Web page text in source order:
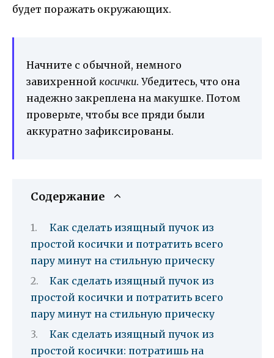
будет поражать окружающих.
Начните с обычной, немного
завихренной косички. Убедитесь, что она
надежно закреплена на макушке. Потом
проверьте, чтобы все пряди были
аккуратно зафиксированы.
Содержание
Как сделать изящный пучок из
простой косички и потратить всего
пару минут на стильную прическу
Как сделать изящный пучок из
простой косички и потратить всего
пару минут на стильную прическу
Как сделать изящный пучок из
простой косички: потратишь на